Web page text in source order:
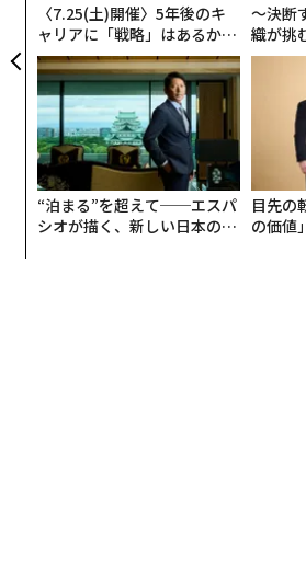
〈7.25(土)開催〉5年後のキ
ャリアに「戦略」はあるか。
トップエグゼクティブのキャ
リアに触れる1日│CAREER S
UMMIT 2026
〜決断
織が挑
う”企
TTド
“泊まる”を超えて──エスパ
シオが描く、新しい日本のラ
目先の
の価値